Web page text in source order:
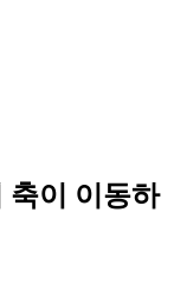
축이 이동하